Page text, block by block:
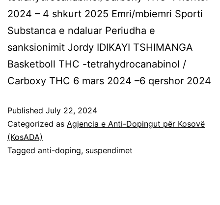
2024 – 4 shkurt 2025 Emri/mbiemri Sporti
Substanca e ndaluar Periudha e
sanksionimit Jordy IDIKAYI TSHIMANGA
Basketboll THC -tetrahydrocanabinol /
Carboxy THC 6 mars 2024 –6 qershor 2024
Published July 22, 2024
Categorized as Agjencia e Anti-Dopingut për Kosovë
(KosADA)
Tagged anti-doping, suspendimet